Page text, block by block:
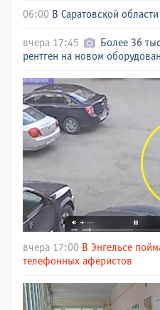
06:00 В Саратовской
вчера 17:45
Более 36
рентген на новом
вчера 17:00 В Энгельсе
телефонных аферистов